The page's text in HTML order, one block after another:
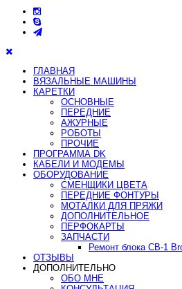
ГЛАВНАЯ
ВЯЗАЛЬНЫЕ МАШИНЫ
КАРЕТКИ
ОСНОВНЫЕ
ПЕРЕДНИЕ
АЖУРНЫЕ
РОБОТЫ
ПРОЧИЕ
ПРОГРАММА DK
КАБЕЛИ И МОДЕМЫ
ОБОРУДОВАНИЕ
СМЕНЩИКИ ЦВЕТА
ПЕРЕДНИЕ ФОНТУРЫ
МОТАЛКИ ДЛЯ ПРЯЖИ
ДОПОЛНИТЕЛЬНОЕ
ПЕРФОКАРТЫ
ЗАПЧАСТИ
Ремонт блока CB-1
ОТЗЫВЫ
ДОПОЛНИТЕЛЬНО
ОБО МНЕ